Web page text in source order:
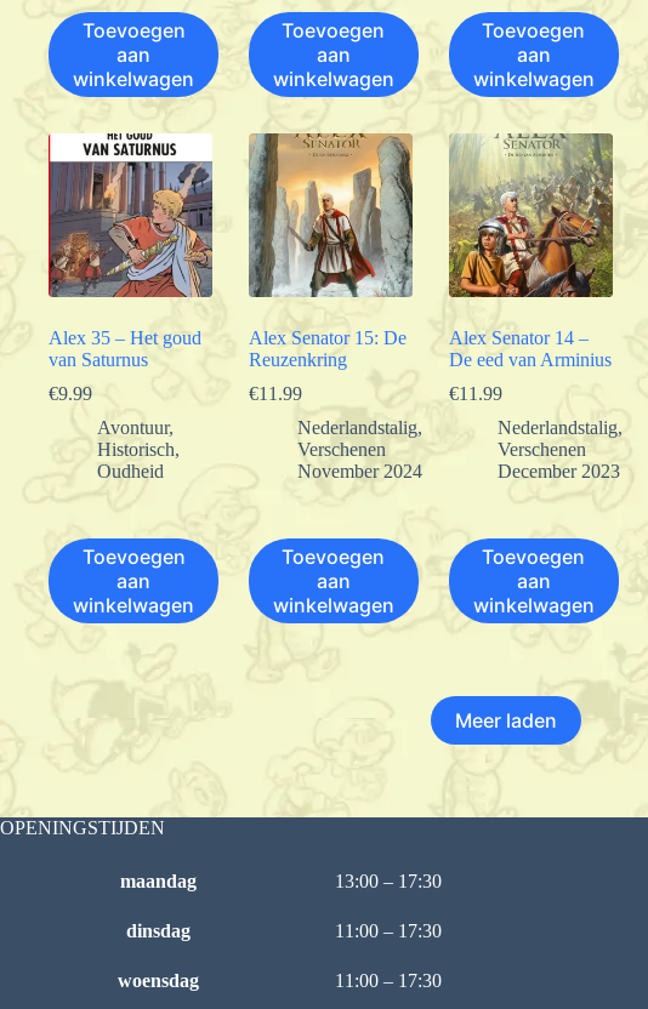
Toevoegen
aan
winkelwagen
Toevoegen
aan
winkelwagen
Toevoegen
aan
winkelwagen
Alex 35 – Het goud
van Saturnus
€9.99
Avontuur,
Historisch,
Oudheid
Toevoegen
aan
winkelwagen
Alex Senator 15: De
Reuzenkring
€11.99
Nederlandstalig,
Verschenen
November 2024
Toevoegen
aan
winkelwagen
Alex Senator 14 –
De eed van Arminius
€11.99
Nederlandstalig,
Verschenen
December 2023
Toevoegen
aan
winkelwagen
Meer laden
OPENINGSTIJDEN
maandag 13:00 – 17:30
dinsdag 11:00 – 17:30
woensdag 11:00 – 17:30